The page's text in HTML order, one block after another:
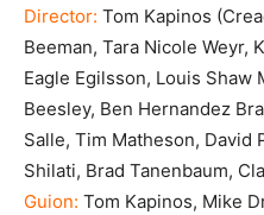
Director: Tom Kapinos
Beeman, Tara Nicole Weyr,
Eagle Egilsson, Louis Shaw
Beesley, Ben Hernandez
Salle, Tim Matheson, David
Shilati, Brad Tanenbaum,
Guion: Tom Kapinos, Mike